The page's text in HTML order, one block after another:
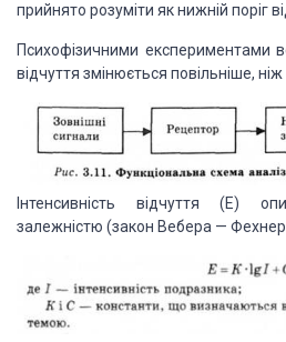
прийнято розуміти як нижній поріг
Психофізичними експериментами
відчуття змінюється повільніше,
Інтенсивність відчуття (Е)
залежністю (закон Вебера —